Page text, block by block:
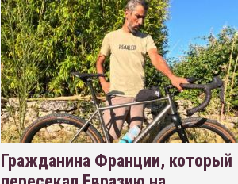
Гражданина Франции, который